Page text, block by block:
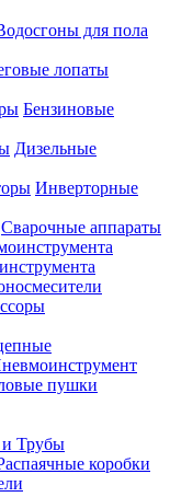
для пола
лопаты
Бензиновые
Дизельные
Инверторные
Сварочные аппараты
пушки
и Трубы
коробки